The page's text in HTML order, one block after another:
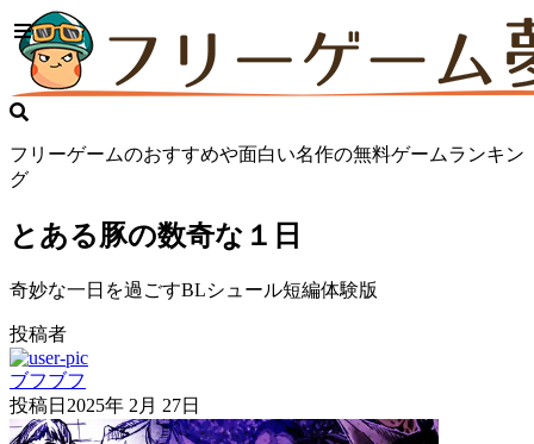
フリーゲームのおすすめや面白い名作の無料ゲームランキン
グ
とある豚の数奇な１日
奇妙な一日を過ごすBLシュール短編体験版
投稿者
ブフブフ
投稿日 2025年 2月 27日